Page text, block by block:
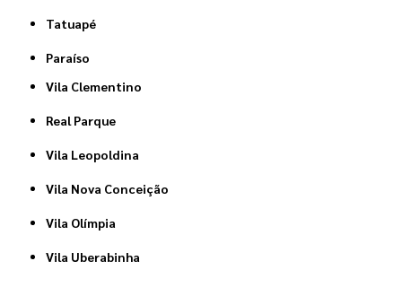
Tatuapé
Paraíso
Vila Clementino
Real Parque
Vila Leopoldina
Vila Nova Conceição
Vila Olímpia
Vila Uberabinha